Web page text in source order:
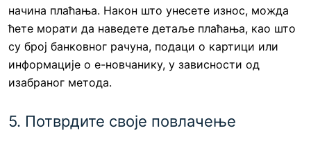
начина плаћања. Након што унесете износ, можда
ћете морати да наведете детаље плаћања, као што
су број банковног рачуна, подаци о картици или
информације о е-новчанику, у зависности од
изабраног метода.
5. Потврдите своје повлачење